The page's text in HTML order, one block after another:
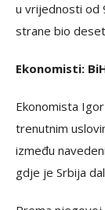
u vrijednosti od
strane bio
Ekonomisti:
Ekonomista
trenutnim
između
gdje je Srbija